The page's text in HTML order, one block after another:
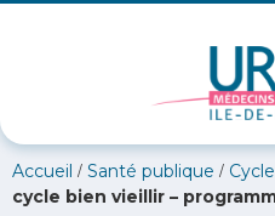
Accueil / Santé publique /
cycle bien vieillir –